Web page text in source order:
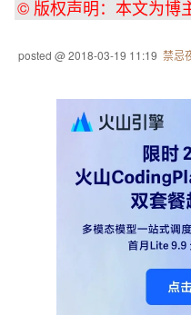
© 版权声明：本文为博
posted @2018-03-19 11:19 禁忌